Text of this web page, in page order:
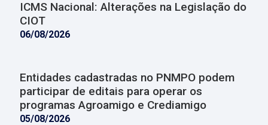
ICMS Nacional: Alterações na Legislação do
CIOT
06/08/2026
Entidades cadastradas no PNMPO podem
participar de editais para operar os
programas Agroamigo e Crediamigo
05/08/2026